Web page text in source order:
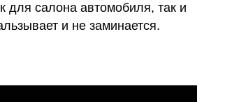
для салона автомобиля, так и
и не заминается.